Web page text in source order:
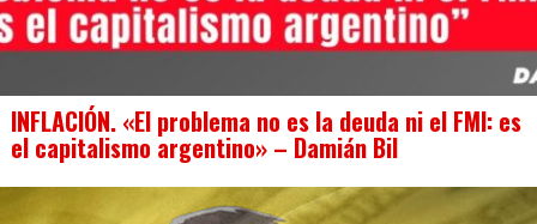
INFLACIÓN. «El problema no es la deuda ni el FMI: es
el capitalismo argentino» – Damián Bil